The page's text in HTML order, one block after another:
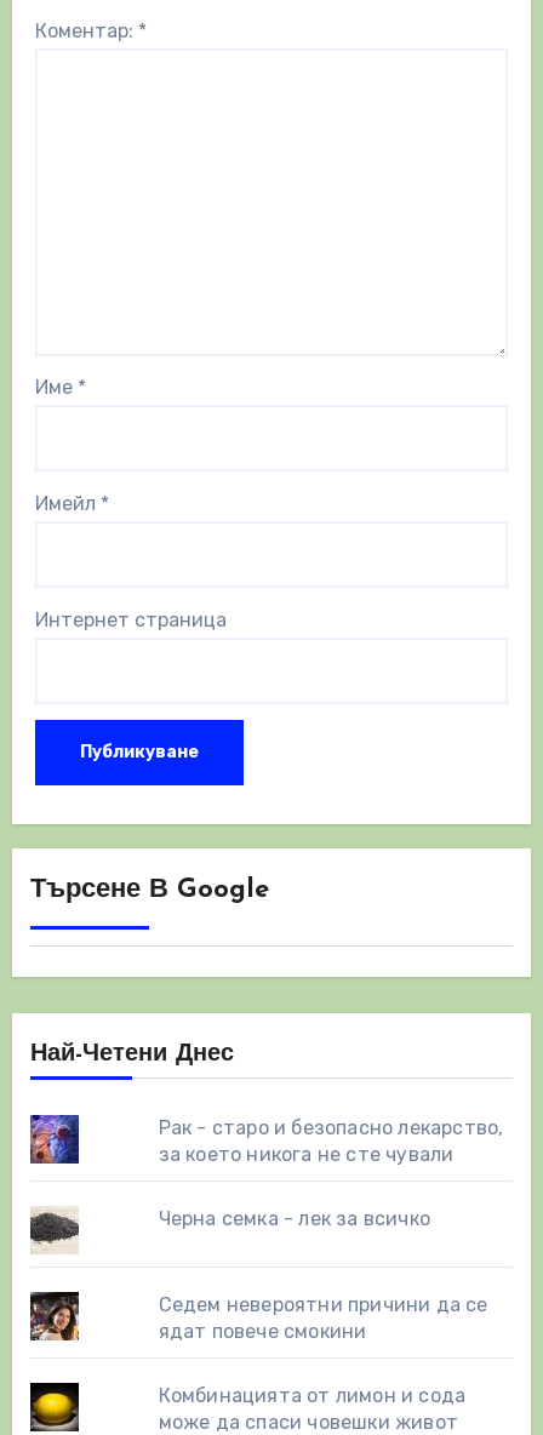
Коментар: *
Име *
Имейл *
Интернет страница
Търсене В Google
Най-Четени Днес
Рак - старо и безопасно лекарство,
за което никога не сте чували
Черна семка - лек за всичко
Седем невероятни причини да се
ядат повече смокини
Комбинацията от лимон и сода
може да спаси човешки живот